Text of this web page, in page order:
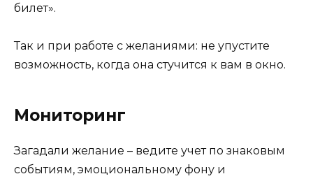
билет».
Так и при работе с желаниями: не упустите
возможность, когда она стучится к вам в окно.
Мониторинг
Загадали желание – ведите учет по знаковым
событиям, эмоциональному фону и